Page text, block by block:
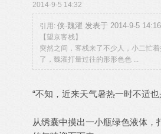
2014-9-5 14:32
引用: 侠·魏濯 发表于 2014-9-5 14:16
【望京客栈】
突然之间，客栈来了不少人，小二忙
了，魏濯打量过往的形形色色 ...
“不知，近来天气暑热一时不适也
从绣囊中摸出一小瓶绿色液体，